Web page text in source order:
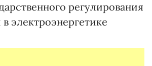
регулирования
электроэнергетике